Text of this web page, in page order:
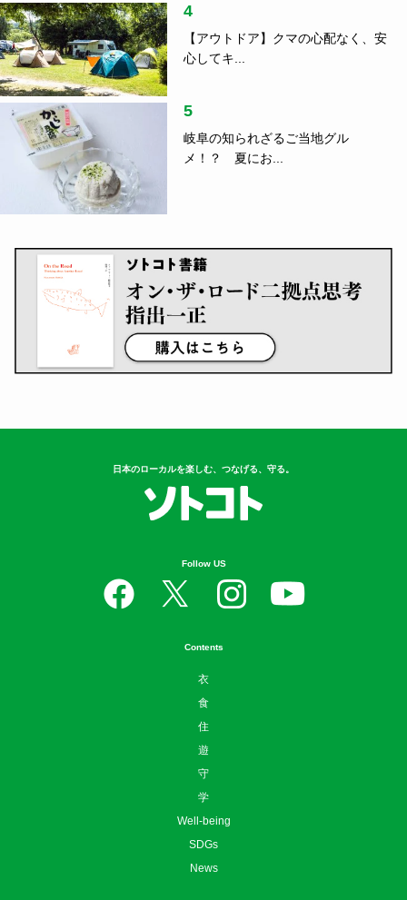
4
【アウトドア】クマの心配なく、安
心してキ...
5
岐阜の知られざるご当地グル
メ！？ 夏にお...
日本のローカルを楽しむ、つなげる、守る。
Follow US
Contents
衣
食
住
遊
守
学
Well-being
SDGs
News